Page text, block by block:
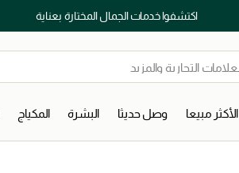
اكتشفوا خدمات الجمال المختارة بعناية
الأكثر مبيعا وصل حديثا البشرة المكياج